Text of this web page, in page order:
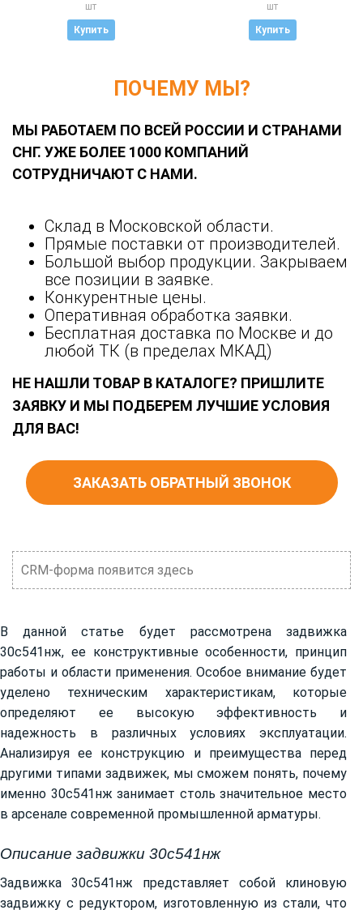
шт
Купить
шт
Купить
CRM-форма появится здесь
ПОЧЕМУ МЫ?
МЫ РАБОТАЕМ ПО ВСЕЙ РОССИИ И СТРАНАМИ
СНГ. УЖЕ БОЛЕЕ 1000 КОМПАНИЙ
СОТРУДНИЧАЮТ С НАМИ.
Склад в Московской области.
Прямые поставки от производителей.
Большой выбор продукции. Закрываем
все позиции в заявке.
Конкурентные цены.
Оперативная обработка заявки.
Бесплатная доставка по Москве и до
любой ТК (в пределах МКАД)
НЕ НАШЛИ ТОВАР В КАТАЛОГЕ? ПРИШЛИТЕ
ЗАЯВКУ И МЫ ПОДБЕРЕМ ЛУЧШИЕ УСЛОВИЯ
ДЛЯ ВАС!
ЗАКАЗАТЬ ОБРАТНЫЙ ЗВОНОК
В данной статье будет рассмотрена задвижка
30с541нж, ее конструктивные особенности, принцип
работы и области применения. Особое внимание будет
уделено техническим характеристикам, которые
определяют ее высокую эффективность и
надежность в различных условиях эксплуатации.
Анализируя ее конструкцию и преимущества перед
другими типами задвижек, мы сможем понять, почему
именно 30с541нж занимает столь значительное место
в арсенале современной промышленной арматуры.
Описание задвижки 30с541нж
Задвижка 30с541нж представляет собой клиновую
задвижку с редуктором, изготовленную из стали, что